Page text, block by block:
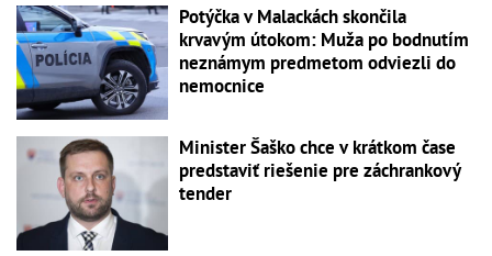
Potýčka v Malackách skončila
krvavým útokom: Muža po bodnutím
neznámym predmetom odviezli do
nemocnice
Minister Šaško chce v krátkom čase
predstaviť riešenie pre záchrankový
tender